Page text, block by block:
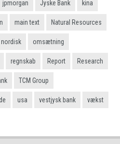
jpmorgan Jyske Bank kina
main text Natural Resources
omsætning
regnskab Report Research
TCM Group
usa vestjysk bank vækst